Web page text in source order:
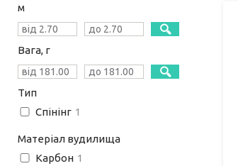
м
Вага, г
Тип
Спінінг 1
Матеріал вудилища
Карбон 1